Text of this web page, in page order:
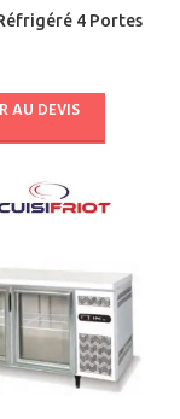
4 Portes
AU DEVIS